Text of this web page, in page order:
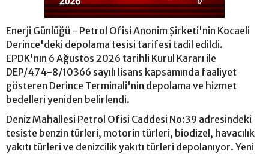
Enerji Günlüğü - Petrol Ofisi Anonim Şirketi'nin Kocaeli
Derince'deki depolama tesisi tarifesi tadil edildi.
EPDK'nın 6 Ağustos 2026 tarihli Kurul Kararı ile
DEP/474-8/10366 sayılı lisans kapsamında faaliyet
gösteren Derince Terminali'nin depolama ve hizmet
bedelleri yeniden belirlendi.
Deniz Mahallesi Petrol Ofisi Caddesi No:39 adresindeki
tesiste benzin türleri, motorin türleri, biodizel, havacılık
yakıtı türleri ve denizcilik yakıtı türleri depolanıyor. Yeni